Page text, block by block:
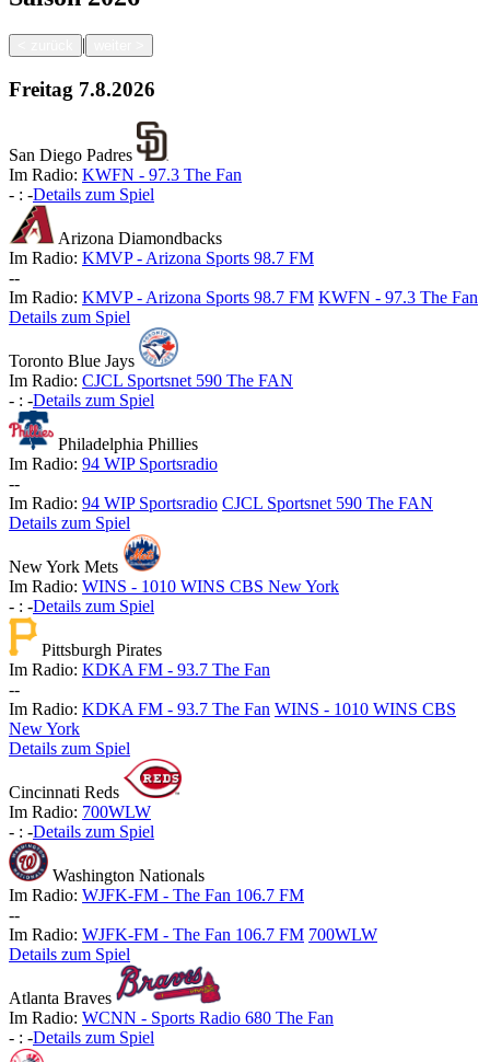
|
Freitag 7.8.2026
San Diego Padres
Im Radio: KWFN - 97.3 The Fan
- : -Details zum Spiel
Arizona Diamondbacks
Im Radio: KMVP - Arizona Sports 98.7 FM
--
Im Radio: KMVP - Arizona Sports 98.7 FM KWFN - 97.3 The Fan
Details zum Spiel
Toronto Blue Jays
Im Radio: CJCL Sportsnet 590 The FAN
- : -Details zum Spiel
Philadelphia Phillies
Im Radio: 94 WIP Sportsradio
--
Im Radio: 94 WIP Sportsradio CJCL Sportsnet 590 The FAN
Details zum Spiel
New York Mets
Im Radio: WINS - 1010 WINS CBS New York
- : -Details zum Spiel
Pittsburgh Pirates
Im Radio: KDKA FM - 93.7 The Fan
--
Im Radio: KDKA FM - 93.7 The Fan WINS - 1010 WINS CBS
New York
Details zum Spiel
Cincinnati Reds
Im Radio: 700WLW
- : -Details zum Spiel
Washington Nationals
Im Radio: WJFK-FM - The Fan 106.7 FM
--
Im Radio: WJFK-FM - The Fan 106.7 FM 700WLW
Details zum Spiel
Atlanta Braves
Im Radio: WCNN - Sports Radio 680 The Fan
- : -Details zum Spiel